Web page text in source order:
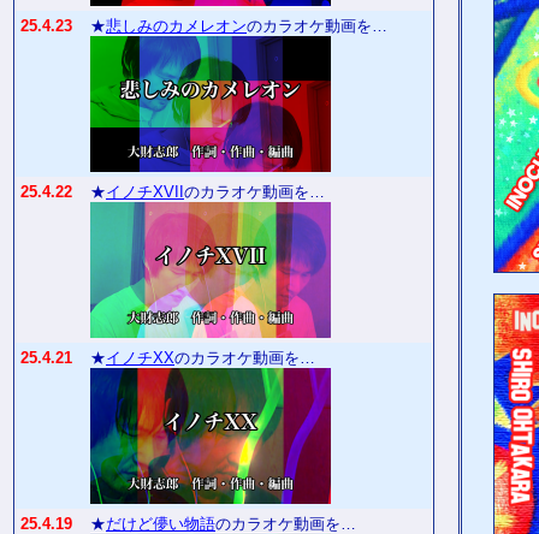
25.4.23 ★悲しみのカメレオンのカラオケ動画を…
25.4.22 ★イノチXVII のカラオケ動画を…
25.4.21 ★イノチXXのカラオケ動画を…
25.4.19 ★だけど儚い物語のカラオケ動画を…